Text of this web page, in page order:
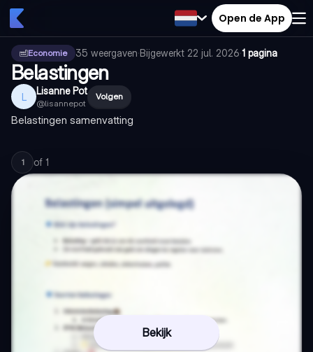
Open de App
Economie 35 weergaven·Bijgewerkt 22 jul. 2026·1 pagina
Belastingen
L Lisanne Pot
@lisannepot
Volgen
Belastingen samenvatting
1 of 1
Bekijk